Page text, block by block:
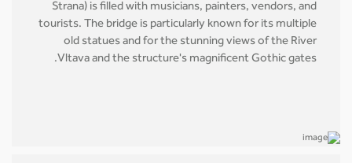
Strana) is filled with musicians, painters, vendors, and
tourists. The bridge is particularly known for its multiple
old statues and for the stunning views of the River
Vltava and the structure's magnificent Gothic gates.